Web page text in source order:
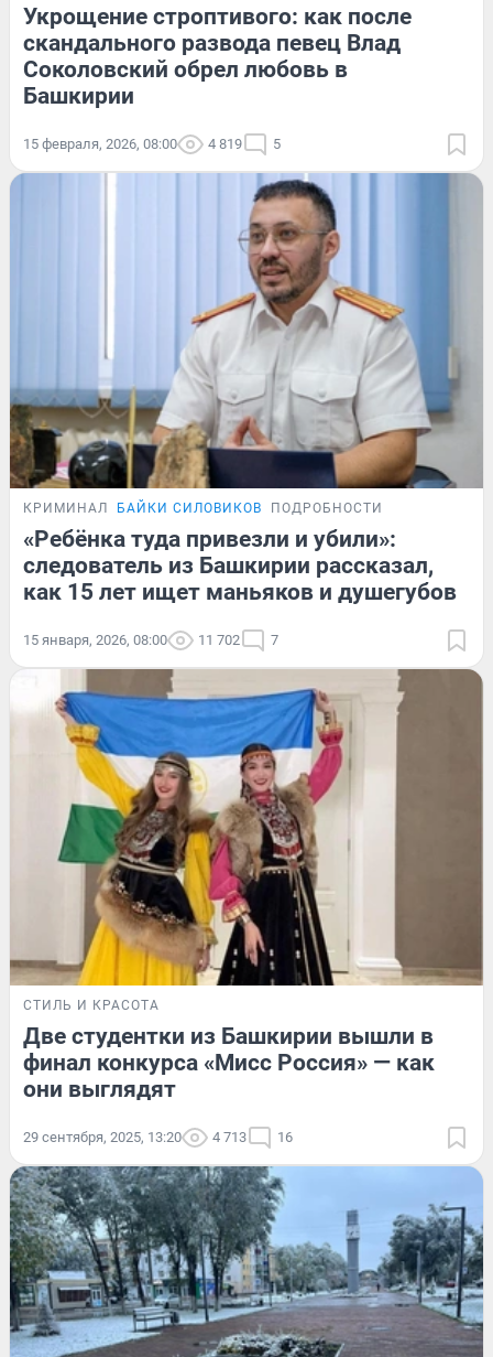
Укрощение строптивого: как после
скандального развода певец Влад
Соколовский обрел любовь в
Башкирии
15 февраля, 2026, 08:00 4 819 5
КРИМИНАЛ БАЙКИ СИЛОВИКОВ ПОДРОБНОСТИ
«Ребёнка туда привезли и убили»:
следователь из Башкирии рассказал,
как 15 лет ищет маньяков и душегубов
15 января, 2026, 08:00 11 702 7
СТИЛЬ И КРАСОТА
Две студентки из Башкирии вышли в
финал конкурса «Мисс Россия» — как
они выглядят
29 сентября, 2025, 13:20 4 713 16